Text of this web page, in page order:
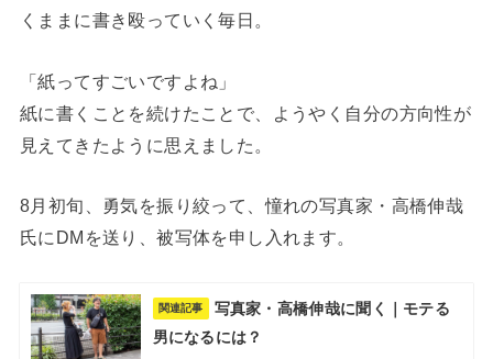
くままに書き殴っていく毎日。
「紙ってすごいですよね」
紙に書くことを続けたことで、ようやく自分の方向性が
見えてきたように思えました。
8月初旬、勇気を振り絞って、憧れの写真家・高橋伸哉
氏にDMを送り、被写体を申し入れます。
関連記事
写真家・高橋伸哉に聞く｜モテる
男になるには？